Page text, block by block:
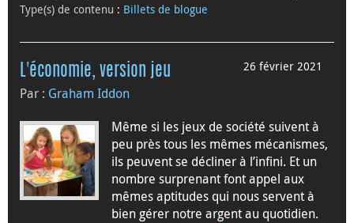
Type(s) de contenu : Billets de blogue
26 février 2021
L'économie, version jeu
Par : Graham Iddon
Même si les jeux de société suivent à
peu près tous les mêmes mécanismes,
ils peuvent se décliner à l’infini. Et un
nombre surprenant font appel aux
mêmes aptitudes qui nous servent à
bien gérer notre argent au quotidien.